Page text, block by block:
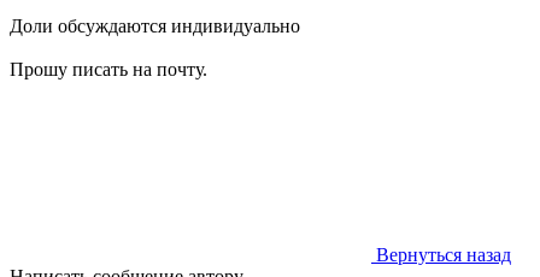
Доли обсуждаются индивидуально
Прошу писать на почту.
Вернуться назад